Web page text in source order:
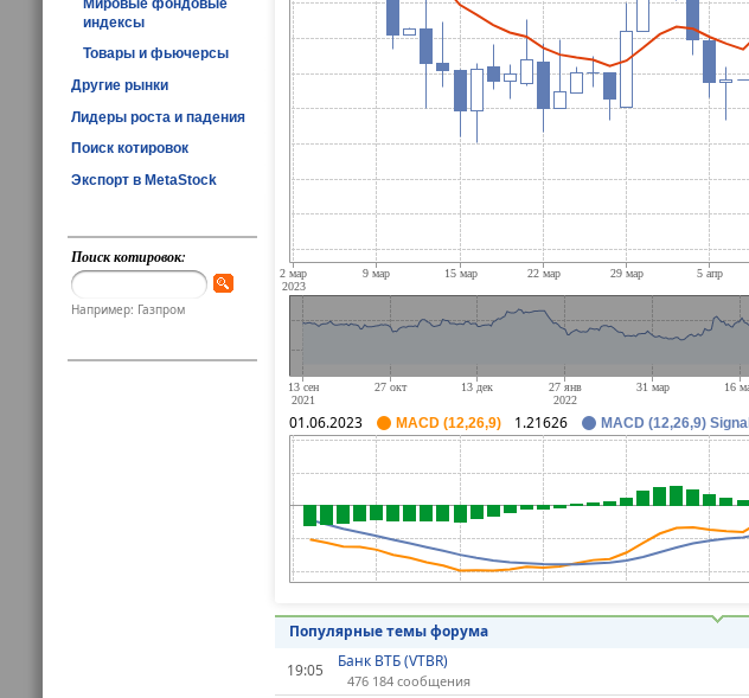
индексы
Товары и фьючерсы
Другие рынки
Лидеры роста и падения
Поиск котировок
Экспорт в MetaStock
Поиск котировок:
Например: Газпром
01.06.2023 MACD (12,26,9) 1.21626 MACD (12,26,9) Signal
Популярные темы форума
19:05
Банк ВТБ (VTBR)
476 184 сообщения